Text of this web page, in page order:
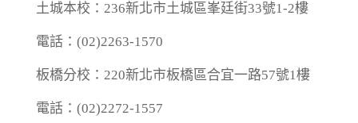
土城本校：236新北市土城區峯廷街33號1-2樓
電話：(02)2263-1570
板橋分校：220新北市板橋區合宜一路57號1樓
電話：(02)2272-1557